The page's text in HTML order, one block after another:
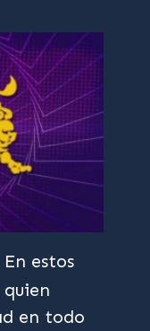
En estos
en todo